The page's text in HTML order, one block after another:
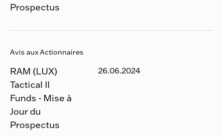
Prospectus
Avis aux Actionnaires
RAM (LUX)
Tactical II
Funds - Mise à
Jour du
Prospectus
26.06.2024